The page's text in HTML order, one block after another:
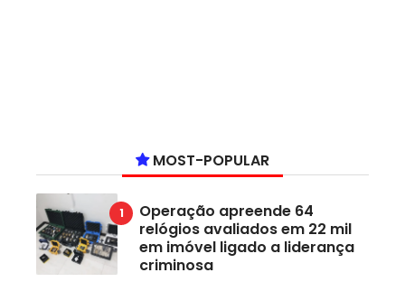
MOST-POPULAR
Operação apreende 64
relógios avaliados em 22 mil
em imóvel ligado a liderança
criminosa